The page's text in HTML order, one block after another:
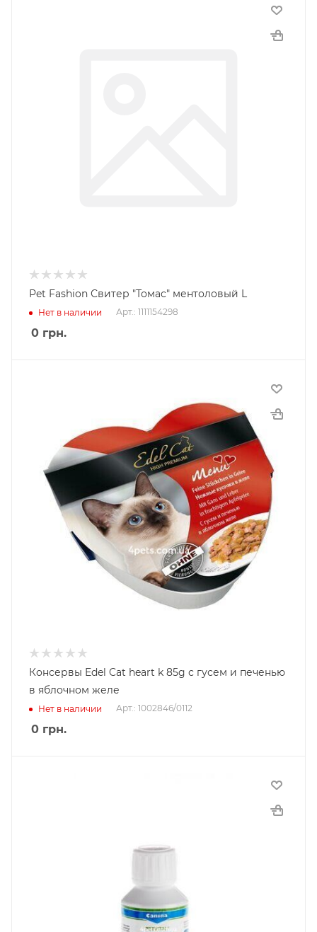
Pet Fashion Свитер "Томас" ментоловый L
Нет в наличии Арт.: 1111154298
0 грн.
Консервы Edel Cat heart k 85g с гусем и печенью
в яблочном желе
Нет в наличии Арт.: 1002846/0112
0 грн.